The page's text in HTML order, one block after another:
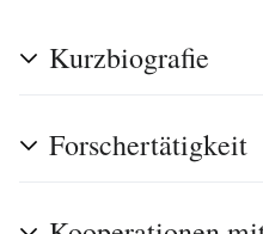
Kurzbiografie
Forschertätigkeit